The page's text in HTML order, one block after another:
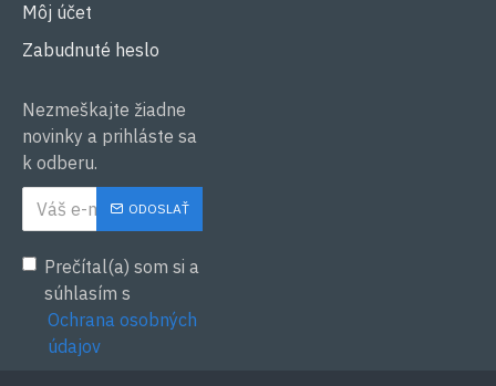
Môj účet
Zabudnuté heslo
Nezmeškajte žiadne
novinky a prihláste sa
k odberu.
ODOSLAŤ
Prečítal(a) som si a
súhlasím s
Ochrana osobných
údajov